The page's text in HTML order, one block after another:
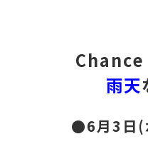
雨天
●6月3日(